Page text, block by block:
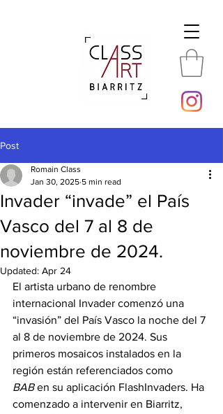
Post
Invader “invade” el País
Vasco del 7 al 8 de
noviembre de 2024.
Romain Class
Jan 30, 2025 5 min read
Updated: Apr 24
El artista urbano de renombre
internacional Invader comenzó una
“invasión” del País Vasco la noche del 7
al 8 de noviembre de 2024. Sus
primeros mosaicos instalados en la
región están referenciados como
BAB en su aplicación FlashInvaders. Ha
comenzado a intervenir en Biarritz,